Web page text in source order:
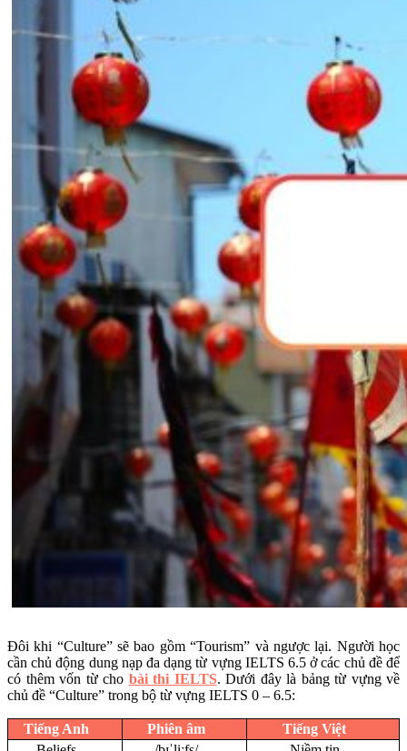
Đôi khi “Culture” sẽ bao gồm “Tourism” và ngược lại. Người học
cần chủ động dung nạp đa dạng từ vựng IELTS 6.5 ở các chủ đề để
có thêm vốn từ cho bài thi IELTS. Dưới đây là bảng từ vựng về
chủ đề “Culture” trong bộ từ vựng IELTS 0 – 6.5:
Tiếng Anh Phiên âm
Tiếng Việt